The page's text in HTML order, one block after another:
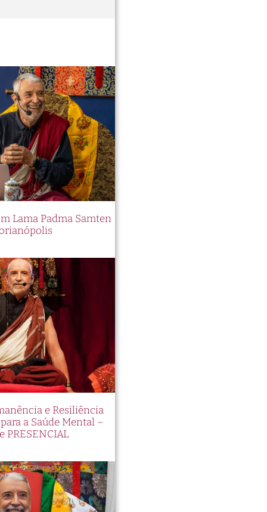
Lama Padma Samten
e Resiliência
a Saúde Mental –
PRESENCIAL